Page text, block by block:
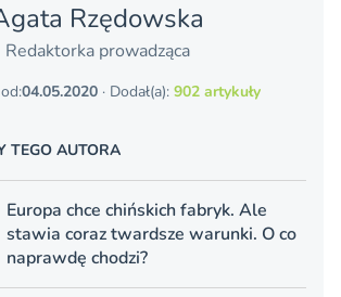
Rzędowska
Redaktorka prowadząca
04.05.2020· Dodał(a): 902 artykuły
TEGO AUTORA
Europa chce chińskich fabryk. Ale
stawia coraz twardsze warunki. O co
naprawdę chodzi?